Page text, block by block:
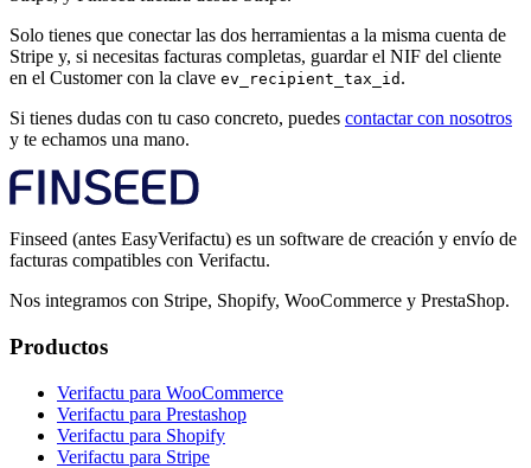
Solo tienes que conectar las dos herramientas a la misma cuenta de
Stripe y, si necesitas facturas completas, guardar el NIF del cliente
en el Customer con la clave ev_recipient_tax_id .
Si tienes dudas con tu caso concreto, puedes contactar con nosotros
y te echamos una mano.
Finseed (antes EasyVerifactu) es un software de creación y envío de
facturas compatibles con Verifactu.
Nos integramos con Stripe, Shopify, WooCommerce y PrestaShop.
Productos
Verifactu para WooCommerce
Verifactu para Prestashop
Verifactu para Shopify
Verifactu para Stripe